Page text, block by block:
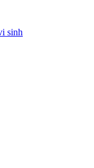
sinh